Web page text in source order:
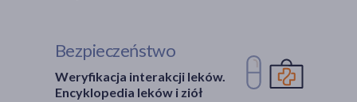
Bezpieczeństwo
Weryfikacja interakcji leków.
Encyklopedia leków i ziół